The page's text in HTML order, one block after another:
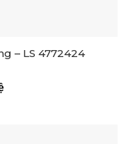
– LS 4772424